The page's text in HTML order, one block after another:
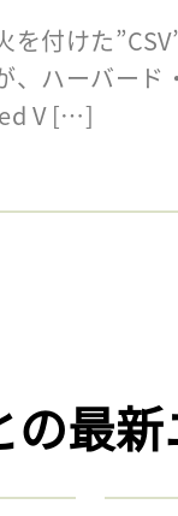
付けた
、ハーバー
V […]
の最